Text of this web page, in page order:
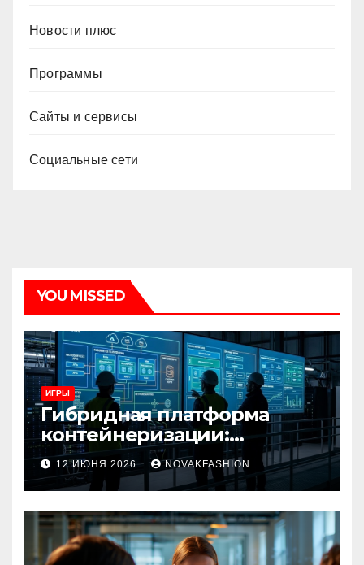
Новости плюс
Программы
Сайты и сервисы
Социальные сети
YOU MISSED
ИГРЫ
Гибридная платформа
контейнеризации:
архитектура, особенности
и сценарии использования
12 ИЮНЯ 2026 NOVAKFASHION